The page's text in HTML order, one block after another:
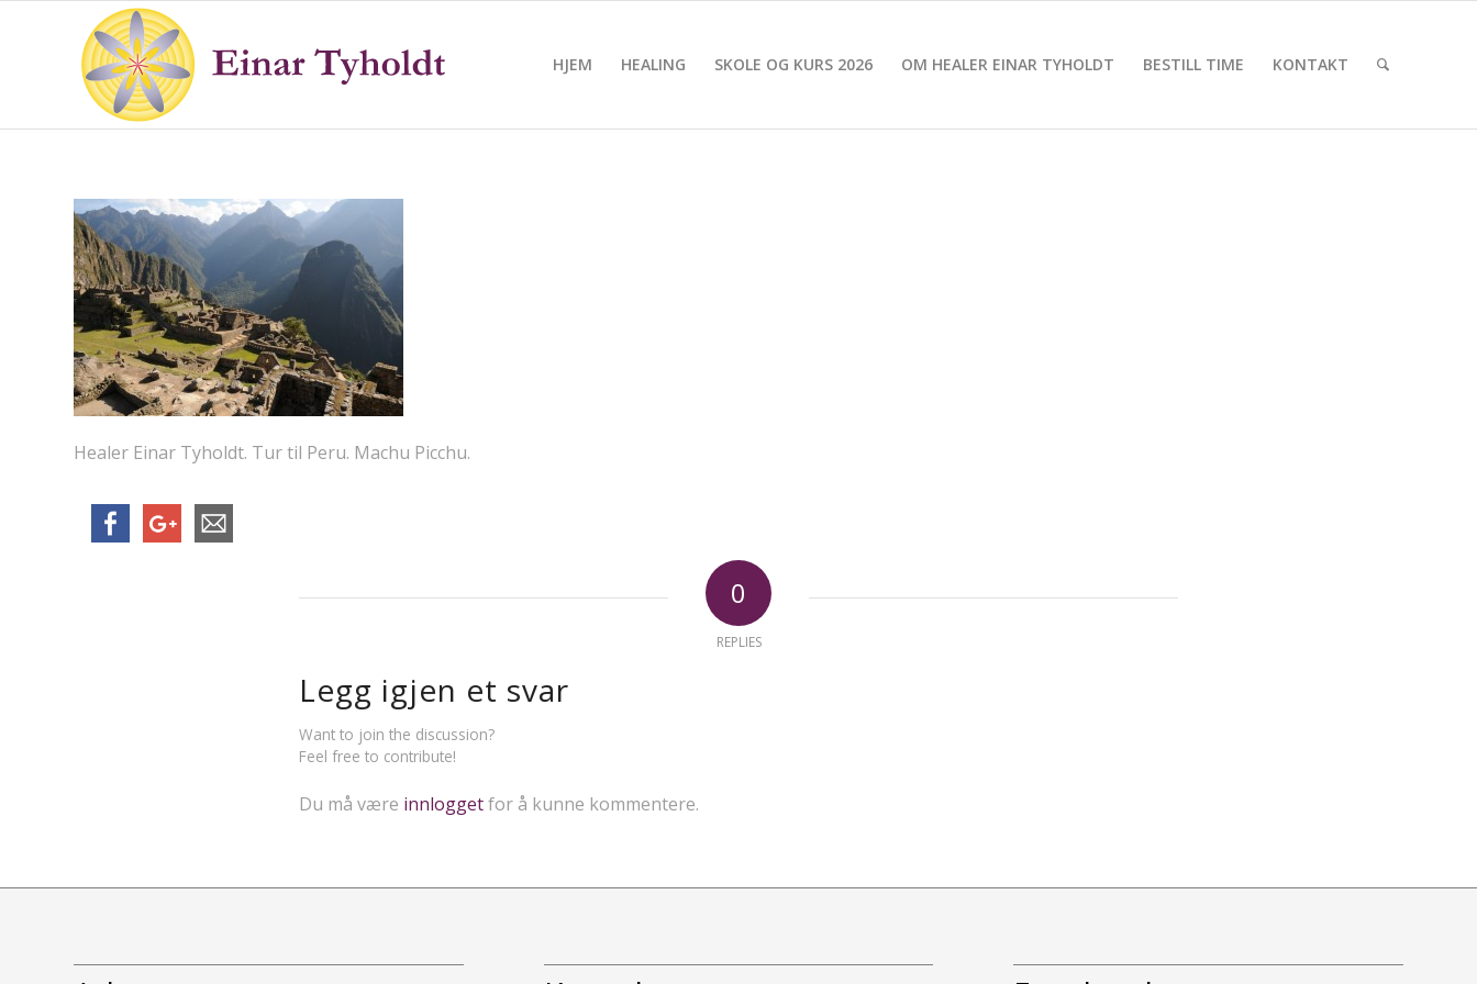
HJEM HEALING SKOLE OG KURS 2026 OM HEALER EINAR TYHOLDT BESTILL TIME KONTAKT
Healer Einar Tyholdt. Tur til Peru. Machu Picchu.
0
REPLIES
Legg igjen et svar
Want to join the discussion?
Feel free to contribute!
Du må være innloggetfor å kunne kommentere.